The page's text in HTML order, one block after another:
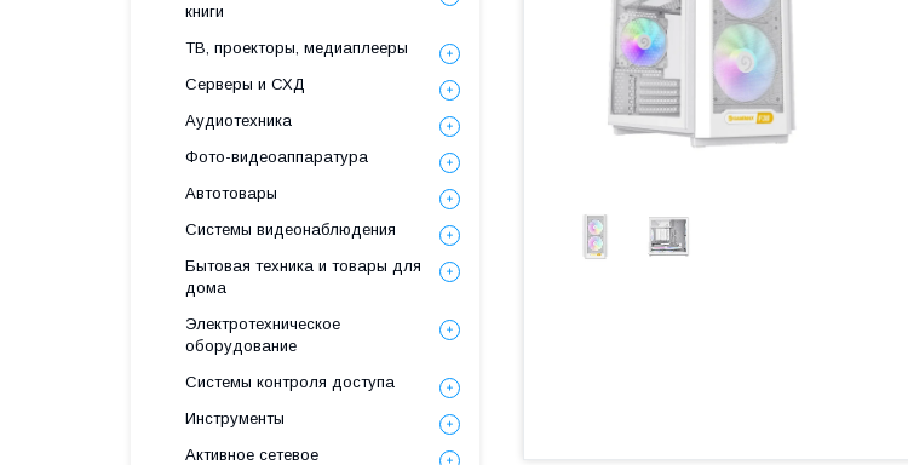
книги
ТВ, проекторы, медиаплееры
Серверы и СХД
Аудиотехника
Фото-видеоаппаратура
Автотовары
Системы видеонаблюдения
Бытовая техника и товары для
дома
Электротехническое
оборудование
Системы контроля доступа
Инструменты
Активное сетевое